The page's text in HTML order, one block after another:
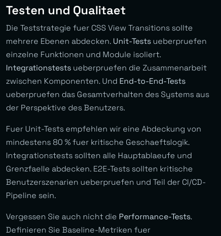
Testen und Qualitaet
Die Teststrategie fuer CSS View Transitions sollte
mehrere Ebenen abdecken. Unit-Tests ueberpruefen
einzelne Funktionen und Module isoliert.
Integrationstests ueberpruefen die Zusammenarbeit
zwischen Komponenten. Und End-to-End-Tests
ueberpruefen das Gesamtverhalten des Systems aus
der Perspektive des Benutzers.
Fuer Unit-Tests empfehlen wir eine Abdeckung von
mindestens 80 % fuer kritische Geschaeftslogik.
Integrationstests sollten alle Hauptablaeufe und
Grenzfaelle abdecken. E2E-Tests sollten kritische
Benutzerszenarien ueberpruefen und Teil der CI/CD-
Pipeline sein.
Vergessen Sie auch nicht die Performance-Tests.
Definieren Sie Baseline-Metriken fuer